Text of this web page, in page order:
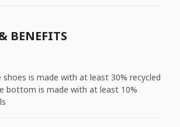
BENEFITS
is made with at least 30% recycled
bottom is made with at least 10%